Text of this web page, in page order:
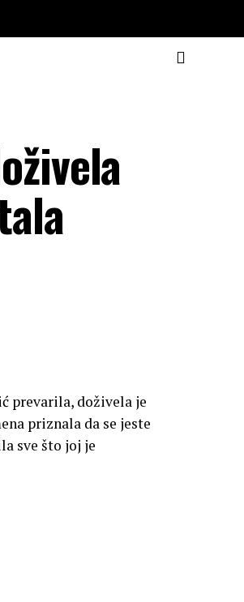
prevarila, doživela je
priznala da se jeste
sve što joj je